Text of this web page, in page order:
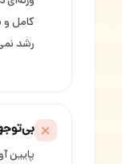
کامل و
رشد